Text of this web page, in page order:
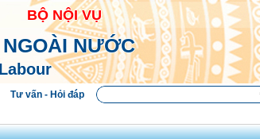
BỘ NỘI VỤ
NƯỚC
Tư vấn - Hỏi đáp